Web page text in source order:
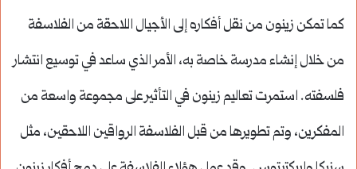
كما تمكن زينون من نقل أفكاره إلى الأجيال اللاحقة من الفلاسفة
من خلال إنشاء مدرسة خاصة به، الأمر الذي ساعد في توسيع انتشار
فلسفته. استمرت تعاليم زينون في التأثير على مجموعة واسعة من
المفكرين، وتم تطويرها من قبل الفلاسفة الرواقين اللاحقين، مثل